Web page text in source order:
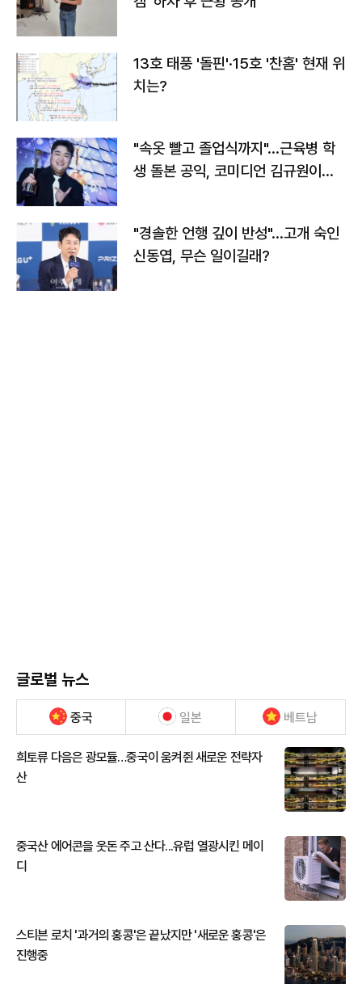
13호 태풍 '돌핀'·15호 '찬홈' 현재 위
치는?
"속옷 빨고 졸업식까지"…근육병 학
생 돌본 공익, 코미디언 김규원이었
"경솔한 언행 깊이 반성"…고개 숙인
신동엽, 무슨 일이길래?
글로벌 뉴스
중국 일본 베트남
희토류 다음은 광모듈…중국이 움켜쥔 새로운 전략자
산
중국산 에어콘을 웃돈 주고 산다...유럽 열광시킨 메이
디
스티븐 로치 '과거의 홍콩'은 끝났지만 '새로운 홍콩'은
진행중